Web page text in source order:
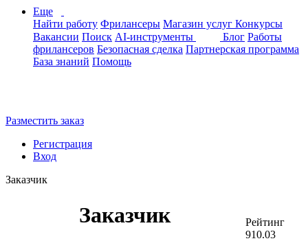
Еще
Найти работу Фрилансеры Магазин услуг Конкурсы
Вакансии Поиск AI-инструменты Блог Работы
фрилансеров Безопасная сделка Партнерская программа
База знаний Помощь
Разместить заказ
Регистрация
Вход
Заказчик
Заказчик
Рейтинг
910.03